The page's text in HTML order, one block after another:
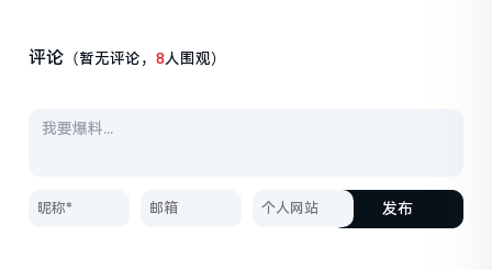
评论 （暂无评论，8人围观）
发布